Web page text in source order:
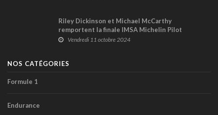
Riley Dickinson et Michael McCarthy
remportent la finale IMSA Michelin Pilot
Challenge à Road Atlanta; Karl Wittmer 3ème en
Vendredi 11 octobre 2024
NOS CATÉGORIES
Formule 1
Endurance